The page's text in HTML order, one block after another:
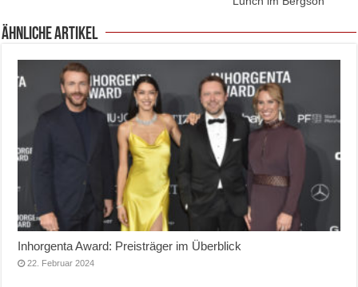
ähnliche Artikel
Inhorgenta Award: Preisträger im Überblick
22. Februar 2024